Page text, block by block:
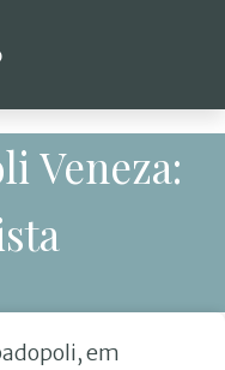
Veneza:
em